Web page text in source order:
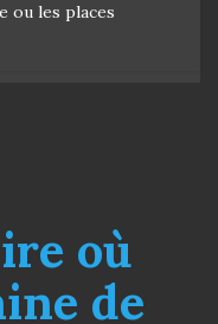
ou les places
où
de